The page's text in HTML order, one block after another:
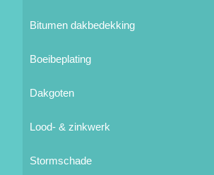
Bitumen dakbedekking
Boeibeplating
Dakgoten
Lood- & zinkwerk
Stormschade